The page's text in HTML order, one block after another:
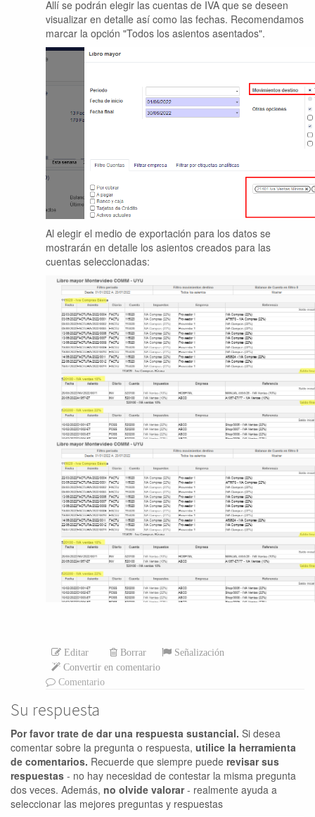
Allí se podrán elegir las cuentas de IVA que se deseen
visualizar en detalle así como las fechas. Recomendamos
marcar la opción "Todos los asientos asentados".
Al elegir el medio de exportación para los datos se
mostrarán en detalle los asientos creados para las
cuentas seleccionadas:
Editar Borrar
Señalización
Convertir en comentario
Comentario
Su respuesta
Por favor trate de dar una respuesta sustancial. Si desea
comentar sobre la pregunta o respuesta, utilice la herramienta
de comentarios. Recuerde que siempre puede revisar sus
respuestas - no hay necesidad de contestar la misma pregunta
dos veces. Además, no olvide valorar- realmente ayuda a
seleccionar las mejores preguntas y respuestas